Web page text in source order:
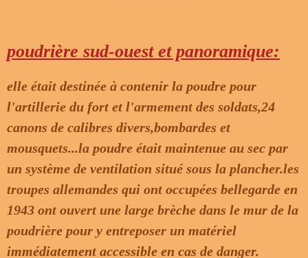
poudrière sud-ouest et panoramique:
elle était destinée à contenir la poudre pour
l'artillerie du fort et l'armement des soldats,24
canons de calibres divers,bombardes et
mousquets...la poudre était maintenue au sec par
un système de ventilation situé sous la plancher.les
troupes allemandes qui ont occupées bellegarde en
1943 ont ouvert une large brèche dans le mur de la
poudrière pour y entreposer un matériel
immédiatement accessible en cas de danger.